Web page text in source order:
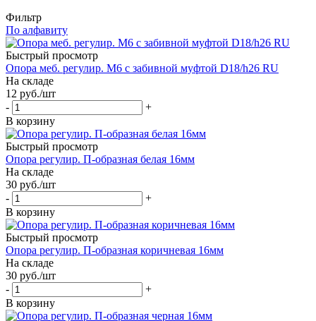
Фильтр
По алфавиту
Быстрый просмотр
Опора меб. регулир. М6 с забивной муфтой D18/h26 RU
На складе
12 руб./шт
-
+
В корзину
Быстрый просмотр
Опора регулир. П-образная белая 16мм
На складе
30 руб./шт
-
+
В корзину
Быстрый просмотр
Опора регулир. П-образная коричневая 16мм
На складе
30 руб./шт
-
+
В корзину